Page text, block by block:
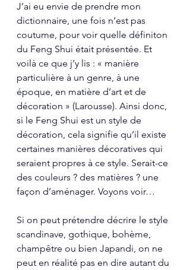
J’ai eu envie de prendre mon
dictionnaire, une fois n’est pas
coutume, pour voir quelle définiton
du Feng Shui était présentée. Et
voilà ce que j’y lis : « manière
particulière à un genre, à une
époque, en matière d’art et de
décoration » (Larousse). Ainsi donc,
si le Feng Shui est un style de
décoration, cela signifie qu’il existe
certaines manières décoratives qui
seraient propres à ce style. Serait-ce
des couleurs ? des matières ? une
façon d’aménager. Voyons voir…
Si on peut prétendre décrire le style
scandinave, gothique, bohème,
champêtre ou bien Japandi, on ne
peut en réalité pas en dire autant du